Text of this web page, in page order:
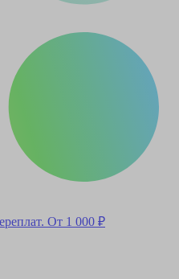
От 1 000 ₽